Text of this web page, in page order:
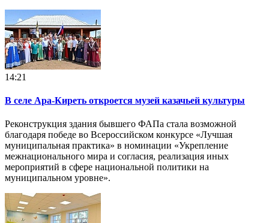
14:21
В селе Ара-Киреть откроется музей казачьей культуры
Реконструкция здания бывшего ФАПа стала возможной
благодаря победе во Всероссийском конкурсе «Лучшая
муниципальная практика» в номинации «Укрепление
межнационального мира и согласия, реализация иных
мероприятий в сфере национальной политики на
муниципальном уровне».